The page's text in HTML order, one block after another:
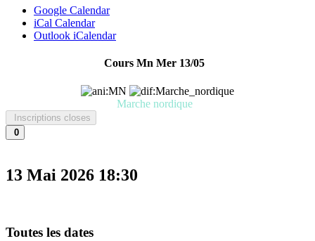
Google Calendar
iCal Calendar
Outlook iCalendar
Cours Mn Mer 13/05
Marche nordique
Inscriptions closes
0
13 Mai 2026 18:30
Toutes les dates